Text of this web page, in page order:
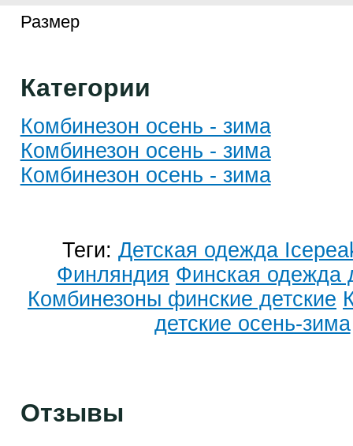
Размер
Категории
Комбинезон осень - зима
Комбинезон осень - зима
Комбинезон осень - зима
Теги: Детская одежда
Финляндия Финская одежда
Комбинезоны финские детские
детские осень-зима
Отзывы